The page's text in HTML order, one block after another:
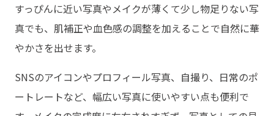
すっぴんに近い写真やメイクが薄くて少し物足りない写
真でも、肌補正や血色感の調整を加えることで自然に華
やかさを出せます。
SNSのアイコンやプロフィール写真、自撮り、日常のポ
ートレートなど、幅広い写真に使いやすい点も便利で